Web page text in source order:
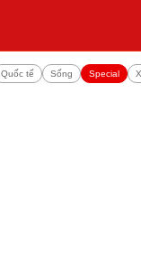
Quốc tế Sống Special